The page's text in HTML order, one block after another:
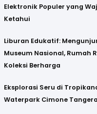
Elektronik Populer yang
Ketahui
Liburan Edukatif:
Museum Nasional, Rumah
Koleksi Berharga
Eksplorasi Seru di
Waterpark Cimone